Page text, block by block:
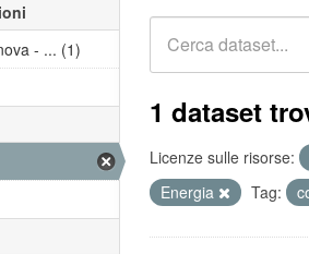
1 dataset
Licenze sulle risorse:
Energia
Tag:
- ... (1)